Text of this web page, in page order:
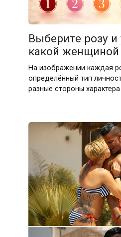
Выберите розу и
какой женщиной
На изображении каждая
определённый тип
разные стороны характера